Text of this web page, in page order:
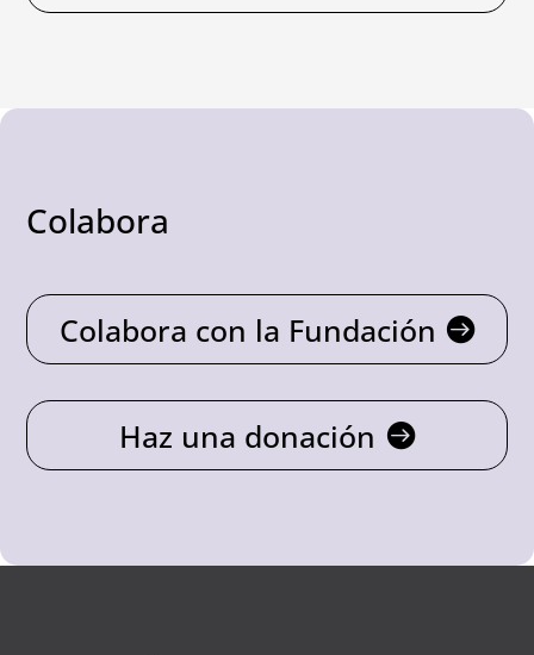
Colabora
Colabora con la Fundación
Haz una donación